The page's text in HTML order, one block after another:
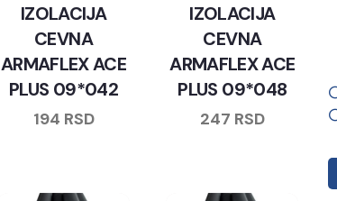
IZOLACIJA
CEVNA
ARMAFLEX ACE
PLUS 09*042
194 RSD
IZOLACIJA
CEVNA
ARMAFLEX ACE
PLUS 09*048
247 RSD